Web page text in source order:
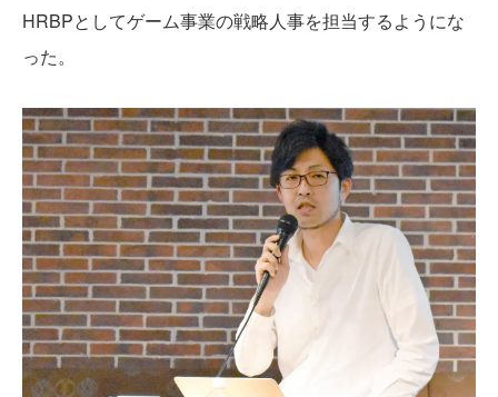
HRBPとしてゲーム事業の戦略人事を担当するようにな
った。